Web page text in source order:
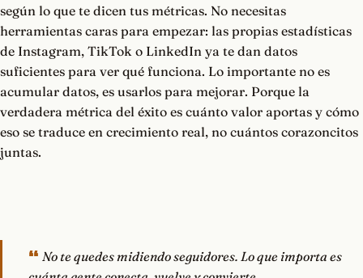
según lo que te dicen tus métricas. No necesitas
herramientas caras para empezar: las propias estadísticas
de Instagram, TikTok o LinkedIn ya te dan datos
suficientes para ver qué funciona. Lo importante no es
acumular datos, es usarlos para mejorar. Porque la
verdadera métrica del éxito es cuánto valor aportas y cómo
eso se traduce en crecimiento real, no cuántos corazoncitos
juntas.
No te quedes midiendo seguidores. Lo que importa es